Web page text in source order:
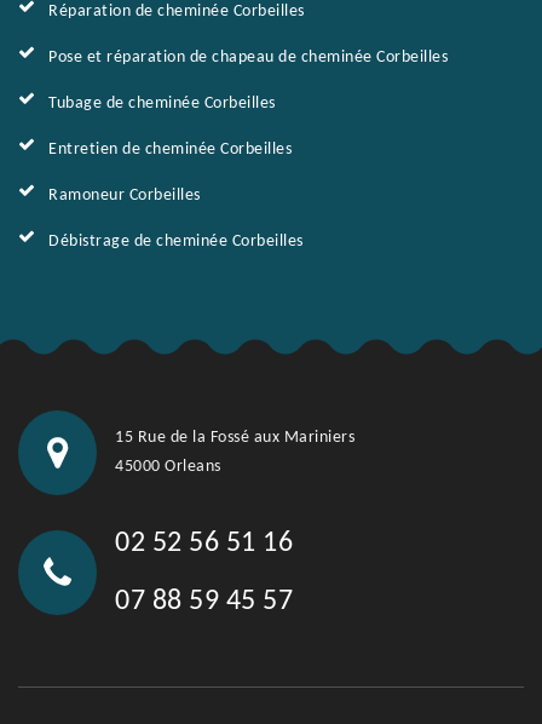
Réparation de cheminée Corbeilles
Pose et réparation de chapeau de cheminée Corbeilles
Tubage de cheminée Corbeilles
Entretien de cheminée Corbeilles
Ramoneur Corbeilles
Débistrage de cheminée Corbeilles
15 Rue de la Fossé aux Mariniers
45000 Orleans
02 52 56 51 16
07 88 59 45 57